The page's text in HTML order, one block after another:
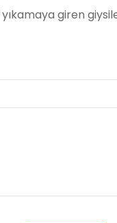
giren